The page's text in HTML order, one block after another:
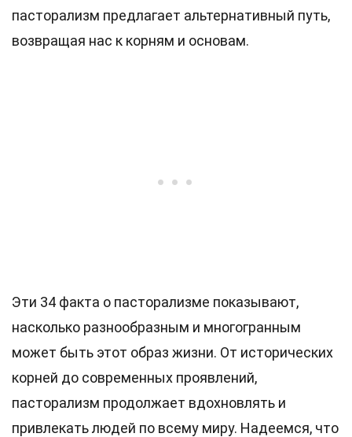
пасторализм предлагает альтернативный путь,
возвращая нас к корням и основам.
Эти 34 факта о пасторализме показывают,
насколько разнообразным и многогранным
может быть этот образ жизни. От исторических
корней до современных проявлений,
пасторализм продолжает вдохновлять и
привлекать людей по всему миру. Надеемся, что